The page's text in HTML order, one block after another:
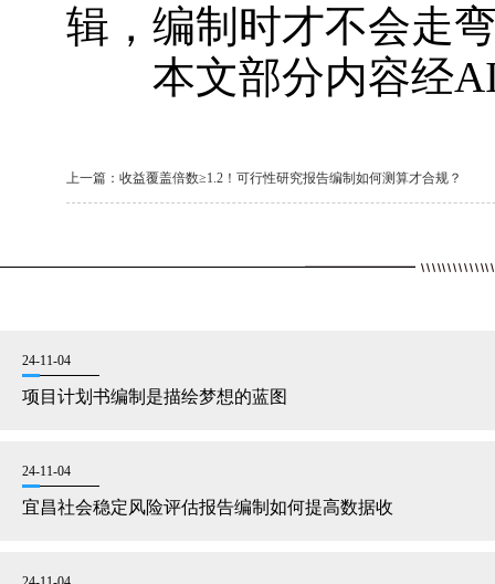
辑，编制时才不会走
本文部分内容经AI
上一篇： 收益覆盖倍数≥1.2！可行性研究报告编制如何测算才合规？
24-11-04
项目计划书编制是描绘梦想的蓝图
24-11-04
宜昌社会稳定风险评估报告编制如何提高数据收